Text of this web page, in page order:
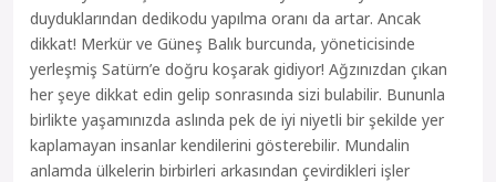
duyduklarından dedikodu yapılma oranı da artar. Ancak
dikkat! Merkür ve Güneş Balık burcunda, yöneticisinde
yerleşmiş Satürn’e doğru koşarak gidiyor! Ağzınızdan çıkan
her şeye dikkat edin gelip sonrasında sizi bulabilir. Bununla
birlikte yaşamınızda aslında pek de iyi niyetli bir şekilde yer
kaplamayan insanlar kendilerini gösterebilir. Mundalin
anlamda ülkelerin birbirleri arkasından çevirdikleri işler